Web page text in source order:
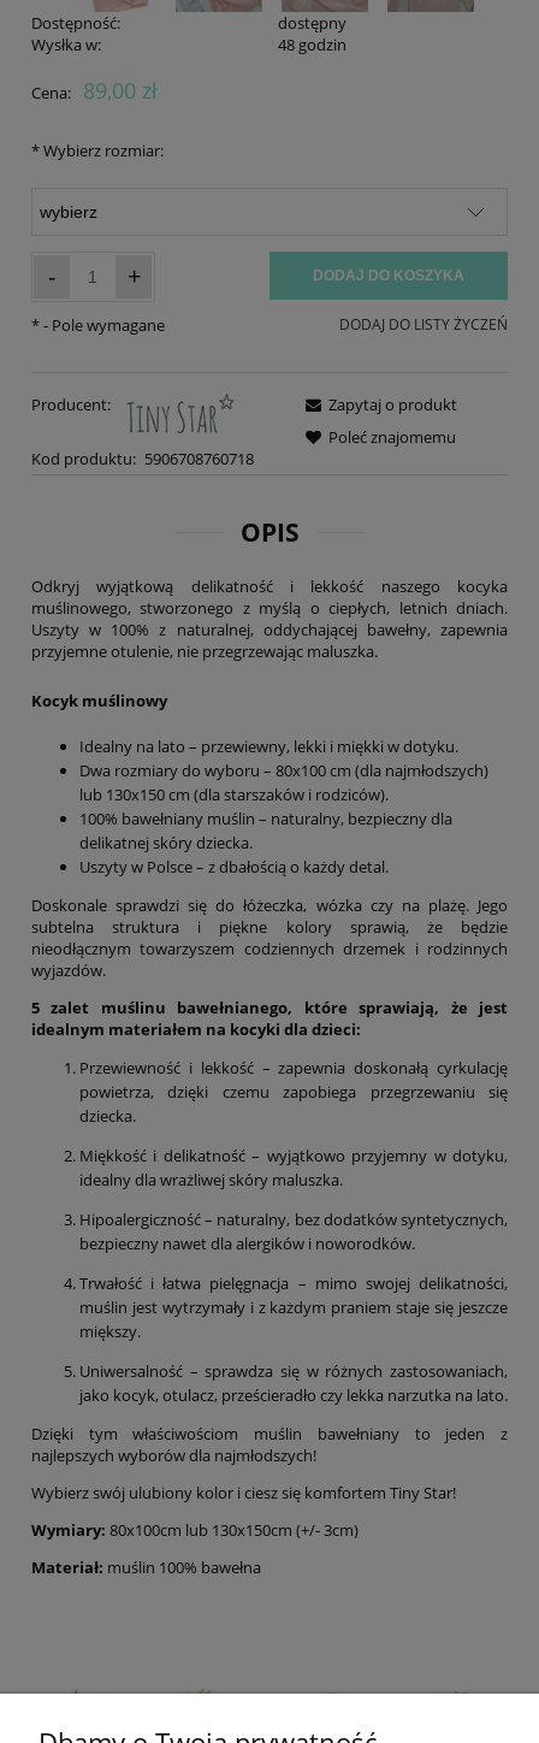
Dostępność:
dostępny
Wysłka w:
48 godzin
Cena: 89,00 zł
*Wybierz rozmiar:
- + DODAJ DO KOSZYKA
DODAJ DO LISTY ŻYCZEŃ
*- Pole wymagane
Producent:
Kod produktu: 5906708760718
Zapytaj o produkt
Poleć znajomemu
OPIS
Odkryj wyjątkową delikatność i lekkość naszego kocyka
muślinowego, stworzonego z myślą o ciepłych, letnich dniach.
Uszyty w 100% z naturalnej, oddychającej bawełny, zapewnia
przyjemne otulenie, nie przegrzewając maluszka.
Kocyk muślinowy
Idealny na lato – przewiewny, lekki i miękki w dotyku.
Dwa rozmiary do wyboru – 80x100 cm (dla najmłodszych)
lub 130x150 cm (dla starszaków i rodziców).
100% bawełniany muślin – naturalny, bezpieczny dla
delikatnej skóry dziecka.
Uszyty w Polsce – z dbałością o każdy detal.
Doskonale sprawdzi się do łóżeczka, wózka czy na plażę. Jego
subtelna struktura i piękne kolory sprawią, że będzie
nieodłącznym towarzyszem codziennych drzemek i rodzinnych
wyjazdów.
5 zalet muślinu bawełnianego, które sprawiają, że jest
idealnym materiałem na kocyki dla dzieci:
Przewiewność i lekkość – zapewnia doskonałą cyrkulację
powietrza, dzięki czemu zapobiega przegrzewaniu się
dziecka.
Miękkość i delikatność – wyjątkowo przyjemny w dotyku,
idealny dla wrażliwej skóry maluszka.
Hipoalergiczność – naturalny, bez dodatków syntetycznych,
bezpieczny nawet dla alergików i noworodków.
Trwałość i łatwa pielęgnacja – mimo swojej delikatności,
muślin jest wytrzymały i z każdym praniem staje się jeszcze
miększy.
Uniwersalność – sprawdza się w różnych zastosowaniach,
jako kocyk, otulacz, prześcieradło czy lekka narzutka na lato.
Dzięki tym właściwościom muślin bawełniany to jeden z
najlepszych wyborów dla najmłodszych!
Wybierz swój ulubiony kolor i ciesz się komfortem Tiny Star!
Wymiary: 80x100cm lub 130x150cm (+/- 3cm)
Materiał: muślin 100% bawełna